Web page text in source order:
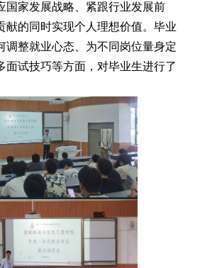
国家发展战略、紧跟行业发展前
献的同时实现个人理想价值。毕业
调整就业心态、为不同岗位量身定
面试技巧等方面，对毕业生进行了